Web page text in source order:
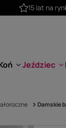
15 lat na
Jeździec
Damskie